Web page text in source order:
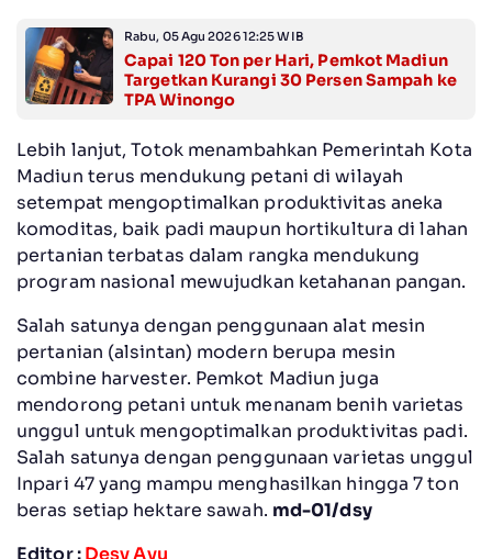
Rabu, 05 Agu 2026 12:25 WIB
Capai 120 Ton per Hari, Pemkot Madiun
Targetkan Kurangi 30 Persen Sampah ke
TPA Winongo
Lebih lanjut, Totok menambahkan Pemerintah Kota
Madiun terus mendukung petani di wilayah
setempat mengoptimalkan produktivitas aneka
komoditas, baik padi maupun hortikultura di lahan
pertanian terbatas dalam rangka mendukung
program nasional mewujudkan ketahanan pangan.
Salah satunya dengan penggunaan alat mesin
pertanian (alsintan) modern berupa mesin
combine harvester. Pemkot Madiun juga
mendorong petani untuk menanam benih varietas
unggul untuk mengoptimalkan produktivitas padi.
Salah satunya dengan penggunaan varietas unggul
Inpari 47 yang mampu menghasilkan hingga 7 ton
beras setiap hektare sawah. md-01/dsy
Editor :Desy Ayu